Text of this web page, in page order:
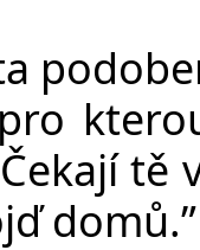
tě
domů.”